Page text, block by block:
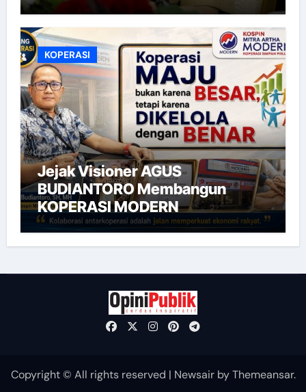
KOPERASI
Jejak Visioner AGUS
BUDIANTORO Membangun
KOPERASI MODERN
Copyright © All rights reserved | NewsairbyThemeansar.